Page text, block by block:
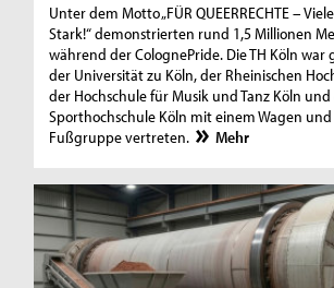
Unter dem Motto „FÜR QUEERRECHTE –
Stark!“ demonstrierten rund 1,5 Millionen
während der ColognePride. Die TH Köln
der Universität zu Köln, der Rheinischen
der Hochschule für Musik und Tanz Köln
Sporthochschule Köln mit einem Wagen
Fußgruppe vertreten.
Mehr